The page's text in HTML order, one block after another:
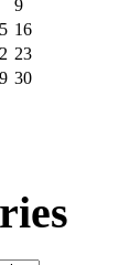
9
16
23
30